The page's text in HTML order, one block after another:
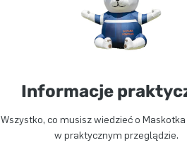
Informacje
Wszystko, co musisz wiedzieć o
w praktycznym przeglądzie.